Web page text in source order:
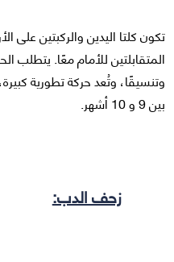
تكون كلتا اليدين والركبتين على
المتقابلتين للأمام معًا. يتطلب
وتنسيقًا، وتُعد حركة تطورية
بين 9 و 10 أشهر.
زحف الدب: